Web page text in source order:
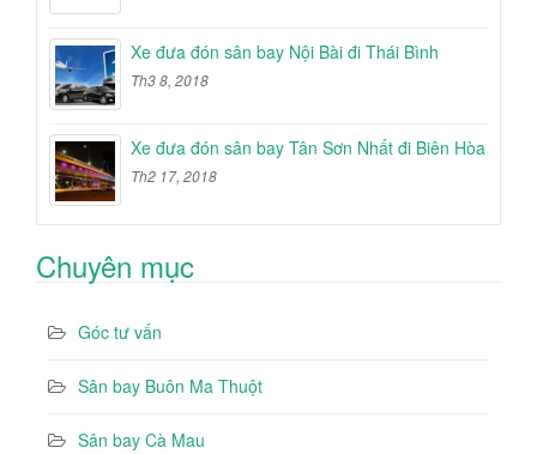
Xe đưa đón sân bay Nội Bài đi Thái Bình
Th3 8, 2018
Xe đưa đón sân bay Tân Sơn Nhất đi Biên Hòa
Th2 17, 2018
Chuyên mục
Góc tư vấn
Sân bay Buôn Ma Thuột
Sân bay Cà Mau